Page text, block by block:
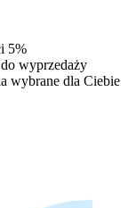
5%
wyprzedaży
wybrane dla Ciebie